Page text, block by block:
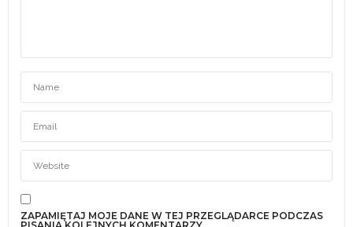
ZAPAMIĘTAJ MOJE DANE W TEJ PRZEGLĄDARCE PODCZAS
PISANIA KOLEJNYCH KOMENTARZY.